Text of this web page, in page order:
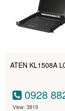
ATEN KL1508A
0928
View: 3819